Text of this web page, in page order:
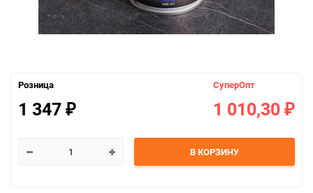
Розница
1 347 ₽
СуперОпт
1 010,30 ₽
В КОРЗИНУ